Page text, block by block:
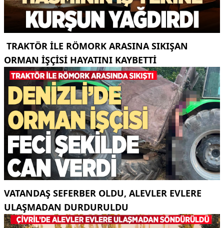
TRAKTÖR ILE RÖMORK ARASINA SIKIŞAN
ORMAN IŞÇISI HAYATINI KAYBETTI
VATANDAŞ SEFERBER OLDU, ALEVLER EVLERE
ULAŞMADAN DURDURULDU